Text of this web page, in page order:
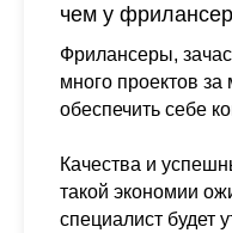
чем у
Фрилансеры,
много проектов за
обеспечить себе
Качества и
такой экономии
специалист будет